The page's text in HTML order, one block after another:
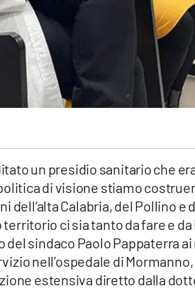
un presidio sanitario che
di visione stiamo
dell’alta Calabria, del Pollino e
ci sia tanto da fare e da
sindaco Paolo Pappaterra
nell’ospedale di
estensiva diretto dalla